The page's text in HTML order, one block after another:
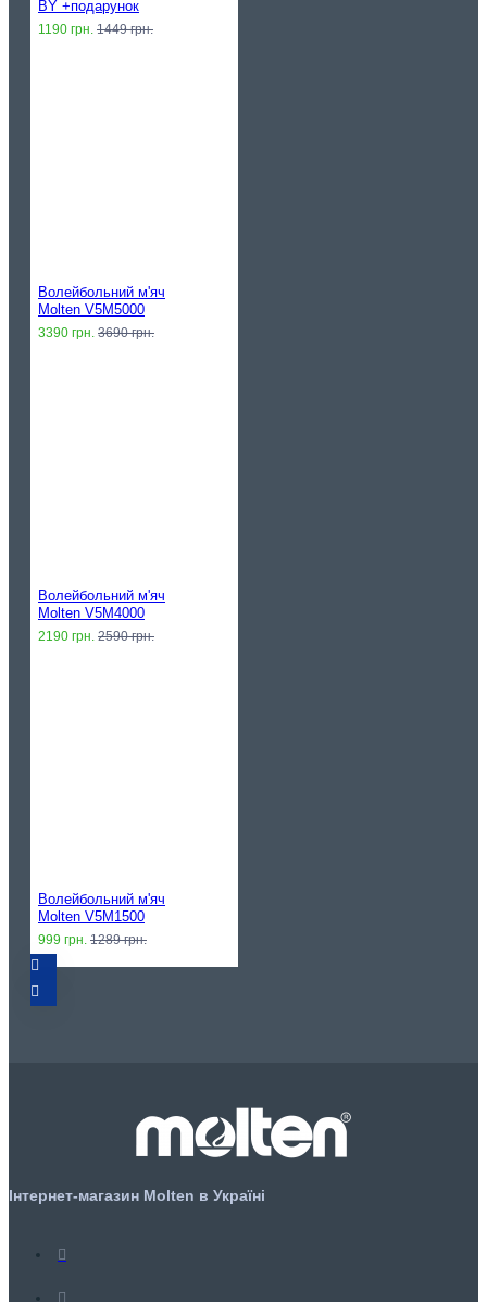
BY +подарунок
1190 грн. 1449 грн.
Волейбольний м'яч
Molten V5M5000
3390 грн. 3690 грн.
Волейбольний м'яч
Molten V5M4000
2190 грн. 2590 грн.
Волейбольний м'яч
Molten V5M1500
999 грн. 1289 грн.
Інтернет-магазин Molten в Україні